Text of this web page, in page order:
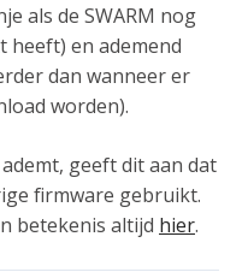
als de SWARM nog
heeft) en ademend
dan wanneer er
worden).
geeft dit aan dat
firmware gebruikt.
betekenis altijd hier.